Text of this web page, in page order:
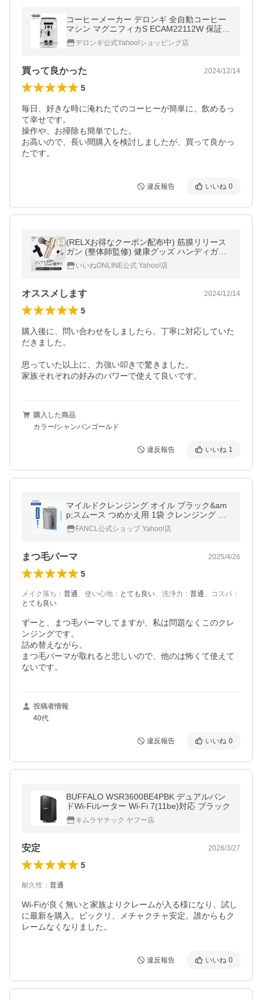
コーヒーメーカー デロンギ 全自動コーヒー
マシン マグニフィカS ECAM22112W 保証期
間最大3年 delonghi 豆から挽く エスプレッ
ソ デロンギ公式Yahoo!ショッピング店
買って良かった 2024/12/14
5
毎日、好きな時に淹れたてのコーヒーが簡単に、飲めるっ
て幸せです。
操作や、お掃除も簡単でした。
お高いので、長い間購入を検討しましたが、買って良かっ
たです。
違反報告 いいね 0
(RELXお得なクーポン配布中) 筋膜リリース
ガン (整体師監修) 健康グッズ ハンディガン
小型 筋膜リリース ガン 軽量 トータルボディ
ケア MINI ミニ 父の日 RELX
いいねONLINE公式 Yahoo!店
オススメします 2024/12/14
5
購入後に、問い合わせをしましたら、丁寧に対応していた
だきました。
思っていた以上に、力強い叩きで驚きました。
家族それぞれの好みのパワーで使えて良いです。
購入した商品
カラー/シャンパンゴールド
違反報告 いいね 1
マイルドクレンジング オイル ブラック&am
p;スムース つめかえ用 1袋 クレンジング マ
イクレ 無添加 毛穴 マイルドクレンジングオ
イル ファンケル FANCL 公式
FANCL公式ショップ Yahoo!店
まつ毛パーマ 2025/4/26
5
メイク落ち ： 普通、 使い心地 ： とても良い、 洗浄力 ： 普通、 コスパ ：
とても良い
ずーと、まつ毛パーマしてますが、私は問題なくこのクレ
ンジングです。
詰め替えながら。
まつ毛パーマが取れると悲しいので、他のは怖くて使えて
ないです。
投稿者情報
40代
違反報告 いいね 0
BUFFALO WSR3600BE4PBK デュアルバン
ドWi-Fiルーター Wi-Fi 7(11be)対応 ブラック
キムラヤテック ヤフー店
安定 2026/3/27
5
耐久性 ： 普通
Wi-Fiが良く無いと家族よりクレームが入る様になり、試し
に最新を購入。ビックリ、メチャクチャ安定。誰からもク
レームなくなりました。
違反報告 いいね 0